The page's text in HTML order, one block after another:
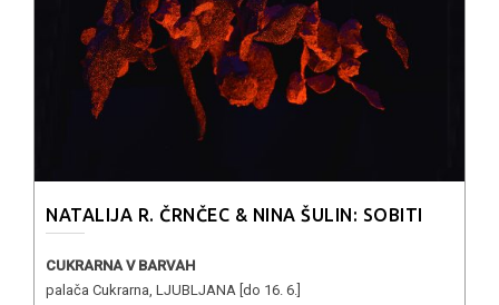
NATALIJA R. ČRNČEC & NINA ŠULIN: SOBITI
CUKRARNA V BARVAH
palača Cukrarna, LJUBLJANA [do 16. 6.]